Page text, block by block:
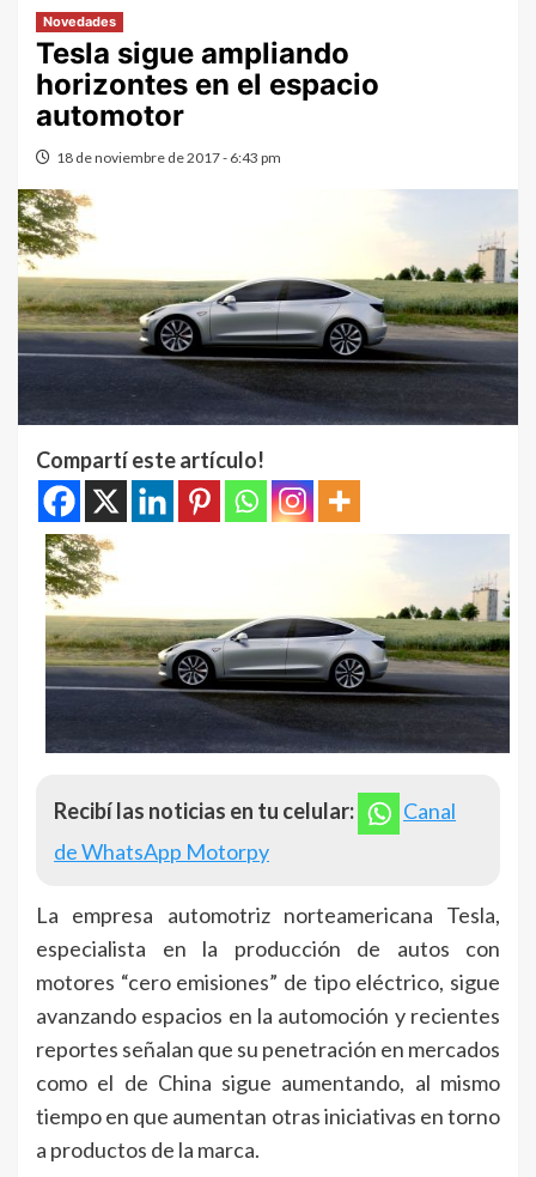
Novedades
Tesla sigue ampliando
horizontes en el espacio
automotor
18 de noviembre de 2017 - 6:43 pm
Compartí este artículo!
Recibí las noticias en tu celular:
Canal
de WhatsApp Motorpy
La empresa automotriz norteamericana Tesla,
especialista en la producción de autos con
motores “cero emisiones” de tipo eléctrico, sigue
avanzando espacios en la automoción y recientes
reportes señalan que su penetración en mercados
como el de China sigue aumentando, al mismo
tiempo en que aumentan otras iniciativas en torno
a productos de la marca.